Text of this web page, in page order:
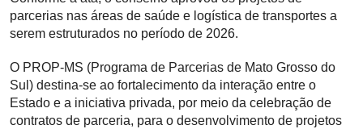
parcerias nas áreas de saúde e logística de transportes a
serem estruturados no período de 2026.
O PROP-MS (Programa de Parcerias de Mato Grosso do
Sul) destina-se ao fortalecimento da interação entre o
Estado e a iniciativa privada, por meio da celebração de
contratos de parceria, para o desenvolvimento de projetos